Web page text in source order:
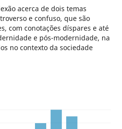
acerca de dois temas
e confuso, que são
com conotações díspares e até
e pós-modernidade, na
no contexto da sociedade